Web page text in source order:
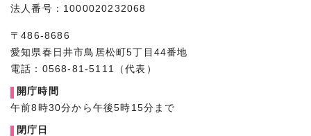
法人番号：1000020232068
〒486-8686
愛知県春日井市鳥居松町5丁目44番地
電話：0568-81-5111（代表）
開庁時間
午前8時30分から午後5時15分まで
閉庁日